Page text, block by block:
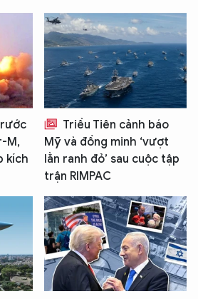
M,
kích
Triều Tiên cảnh báo
Mỹ và đồng minh ‘vượt
lằn ranh đỏ’ sau cuộc tập
trận RIMPAC